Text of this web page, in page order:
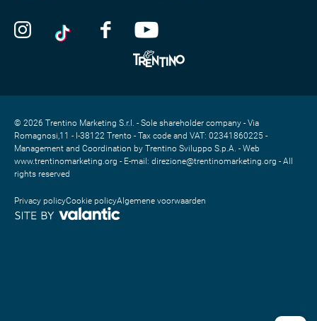
© 2026 Trentino Marketing S.r.l. - Sole shareholder company - Via
Romagnosi,11 - I-38122 Trento - Tax code and VAT: 02341860225 -
Management and Coordination by Trentino Sviluppo S.p.A. - Web
www.trentinomarketing.org - E-mail: direzione@trentinomarketing.org - All
rights reserved
Privacy policyCookie policyAlgemene voorwaarden